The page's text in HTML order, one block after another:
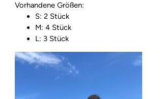
Vorhandene Größen:
S: 2 Stück
M: 4 Stück
L: 3 Stück